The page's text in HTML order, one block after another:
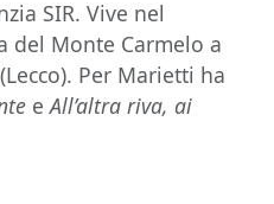
SIR. Vive nel
del Monte Carmelo a
Per Marietti ha
eAll’altra riva, ai